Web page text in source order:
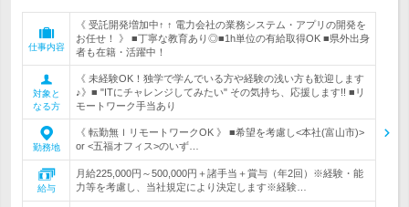
仕事内容
《 受託開発増加中↑ ↑ 電力会社の業務システム・アプリの開発を
お任せ！ 》 ■丁寧な教育あり◎■1h単位の有給取得OK ■県外出身
者も在籍・活躍中！
対象と
なる方
《 未経験OK！独学で学んでいる方や経験の浅い方も歓迎します
♪》■ "ITにチャレンジしてみたい" その気持ち、応援します!! ■リ
モートワーク手当あり
勤務地
《 転勤無ｌリモートワークOK 》 ■希望を考慮し<本社(富山市)>
or <五福オフィス>のいず…
給与
月給225,000円～500,000円＋諸手当＋賞与（年2回）※経験・能
力等を考慮し、当社規定により決定します※経験…